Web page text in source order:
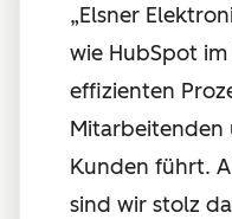
„Elsner
wie HubSpot
effizienten
Mitarbeitenden
Kunden führt.
sind wir stolz